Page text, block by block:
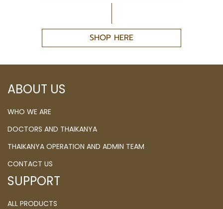
SHOP HERE
ABOUT US
WHO WE ARE
DOCTORS AND THAIKANYA
THAIKANYA OPERATION AND ADMIN TEAM
CONTACT US
SUPPORT
ALL PRODUCTS